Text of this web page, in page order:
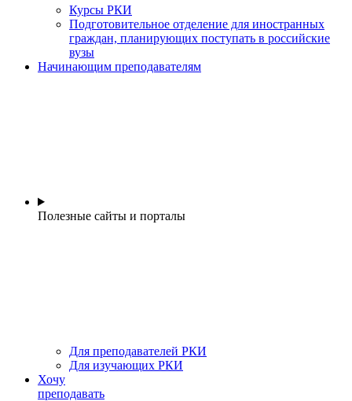
Курсы РКИ
Подготовительное отделение для иностранных
граждан, планирующих поступать в российские
вузы
Начинающим преподавателям
Полезные сайты и порталы
Для преподавателей РКИ
Для изучающих РКИ
Хочу
преподавать